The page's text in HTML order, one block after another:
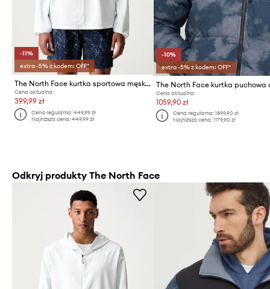
-11%
extra -5% z kodem: OFF*
The North Face kurtka sportowa męska FONTANALES WIND JACKET
Cena aktualna:
399,99 zł
Cena regularna:449,99 zł
Najniższa cena:449,99 zł
-10%
extra -5% z kodem: OFF*
Cena aktualna:
1059,90 zł
Cena regularna: 1899,90 zł
Najniższa cena: 1179,90 zł
Odkryj produkty The North Face